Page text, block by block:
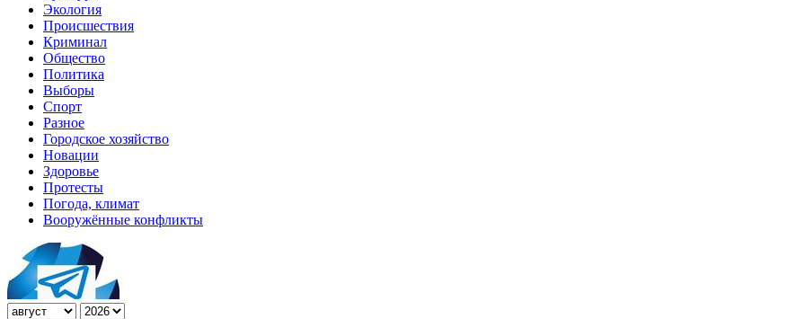
Экология
Происшествия
Криминал
Общество
Политика
Выборы
Спорт
Разное
Городское хозяйство
Новации
Здоровье
Протесты
Погода, климат
Вооружённые конфликты